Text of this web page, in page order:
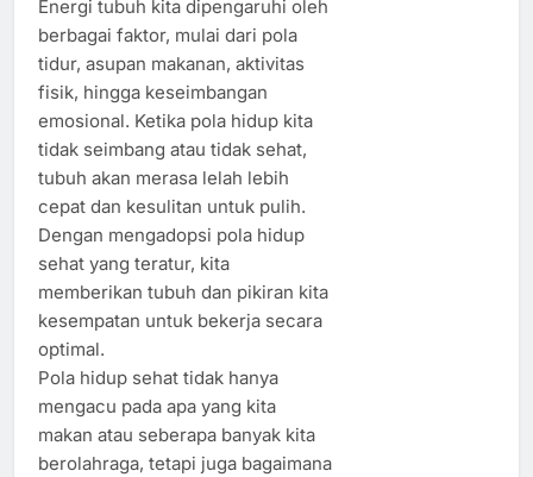
Energi tubuh kita dipengaruhi oleh
berbagai faktor, mulai dari pola
tidur, asupan makanan, aktivitas
fisik, hingga keseimbangan
emosional. Ketika pola hidup kita
tidak seimbang atau tidak sehat,
tubuh akan merasa lelah lebih
cepat dan kesulitan untuk pulih.
Dengan mengadopsi pola hidup
sehat yang teratur, kita
memberikan tubuh dan pikiran kita
kesempatan untuk bekerja secara
optimal.
Pola hidup sehat tidak hanya
mengacu pada apa yang kita
makan atau seberapa banyak kita
berolahraga, tetapi juga bagaimana